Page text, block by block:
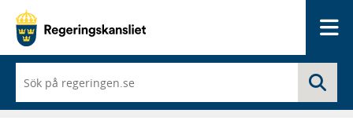
du
börjar
skriva